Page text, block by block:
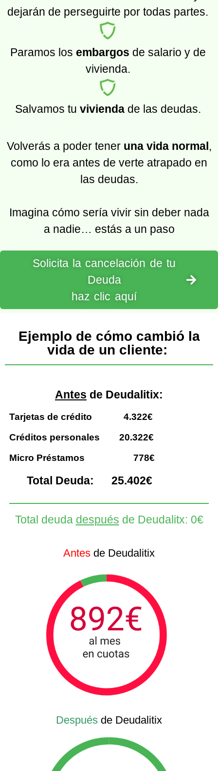
dejarán de perseguirte por todas partes.
Paramos los embargos de salario y de
vivienda.
Salvamos tu viviendade las deudas.
Volverás a poder tener una vida normal,
como lo era antes de verte atrapado en
las deudas.
Imagina cómo sería vivir sin deber nada
a nadie… estás a un paso
Solicita la cancelación de tu
Deuda
haz clic aquí
Ejemplo de cómo cambió la
vida de un cliente:
Antes de Deudalitix:
Tarjetas de crédito 4.322€
Créditos personales 20.322€
Micro Préstamos 778€
Total Deuda: 25.402€
Total deuda después de Deudalitx: 0€
Antes de Deudalitix
Después de Deudalitix